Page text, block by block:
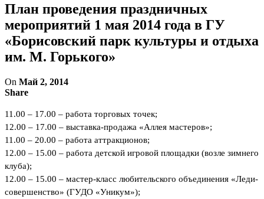
План проведения праздничных
мероприятий 1 мая 2014 года в ГУ
«Борисовский парк культуры и отдыха
им. М. Горького»
On Май 2, 2014
Share
11.00 – 17.00 – работа торговых точек;
12.00 – 17.00 – выставка-продажа «Аллея мастеров»;
11.00 – 20.00 – работа аттракционов;
12.00 – 15.00 – работа детской игровой площадки (возле зимнего
клуба);
12.00 – 15.00 – мастер-класс любительского объединения «Леди-
совершенство» (ГУДО «Уникум»);